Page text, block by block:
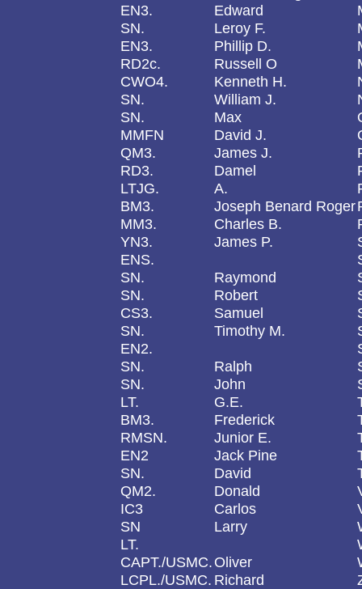
EN3.
Edward
SN.
Leroy F.
EN3.
Phillip D.
RD2c.
Russell O
CWO4.
Kenneth H.
SN.
William J.
SN.
Max
MMFN
David J.
QM3.
James J.
RD3.
Damel
LTJG.
A.
BM3.
Joseph Benard Roger
MM3.
Charles B.
YN3.
James P.
ENS.
SN.
Raymond
SN.
Robert
CS3.
Samuel
SN.
Timothy M.
EN2.
SN.
Ralph
SN.
John
LT.
G.E.
BM3.
Frederick
RMSN.
Junior E.
EN2
Jack Pine
SN.
David
QM2.
Donald
IC3
Carlos
SN
Larry
LT.
CAPT./USMC. Oliver
LCPL./USMC. Richard